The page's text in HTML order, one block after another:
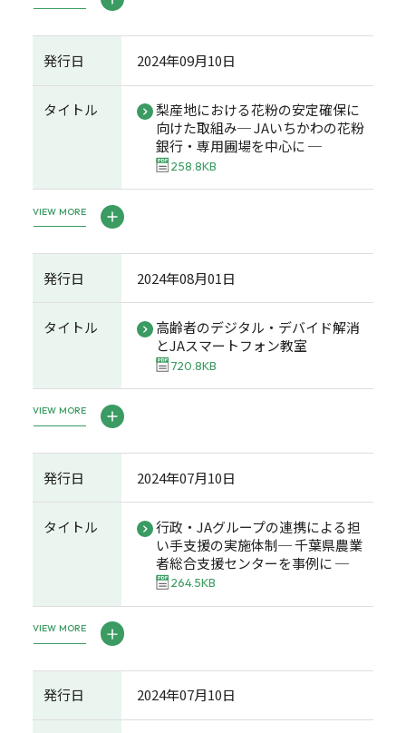
発行日 2024年09月10日
タイトル
梨産地における花粉の安定確保に
向けた取組み─ JAいちかわの花粉
銀行・専用圃場を中心に ─
258.8KB
VIEW MORE
発行日 2024年08月01日
タイトル
高齢者のデジタル・デバイド解消
とJAスマートフォン教室
720.8KB
VIEW MORE
発行日 2024年07月10日
タイトル
行政・JAグループの連携による担
い手支援の実施体制─ 千葉県農業
者総合支援センターを事例に ─
264.5KB
VIEW MORE
発行日 2024年07月10日